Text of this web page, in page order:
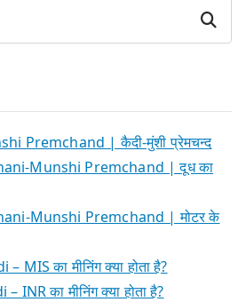
Search
Premchand | कैदी-मुंशी प्रेमचन्द
Munshi Premchand | दूध का
Munshi Premchand | मोटर के
का मीनिंग क्या होता है?
का मीनिंग क्या होता है?